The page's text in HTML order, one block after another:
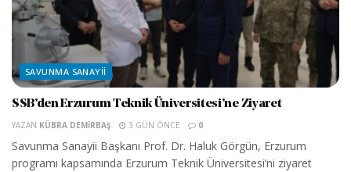
SAVUNMA SANAYII
SSB’den Erzurum Teknik Üniversitesi’ne Ziyaret
YAZAN KÜBRA DEMIRBAŞ 3 GÜN ÖNCE 0
Savunma Sanayii Başkanı Prof. Dr. Haluk Görgün, Erzurum
programı kapsamında Erzurum Teknik Üniversitesi’ni ziyaret